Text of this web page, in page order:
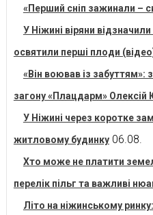
«Перший сніп зажинали –
У Ніжині віряни
освятили перші плоди
«Він воював із забуттям»:
загону «Плацдарм» Олексій
У Ніжині через коротке
житловому будинку 06.08.
Хто може не платити
перелік пільг та важливі
Літо на ніжинському